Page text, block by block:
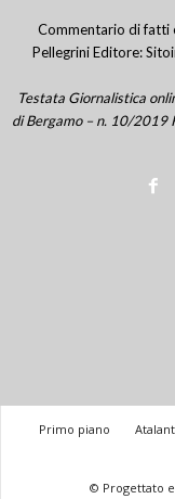
Commentario di fatti
Pellegrini Editore:
Testata Giornalistica
di Bergamo – n. 10/
Primo piano
© Progettato